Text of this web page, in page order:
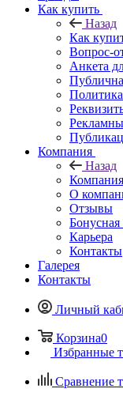
Как купить
Назад
Как
Вопрос-
Анкета
Компания
Назад
Компания
О
Отзывы
Карьера
Контакты
Галерея
Контакты
Личный
Корзина0
Избранные
Сравнение